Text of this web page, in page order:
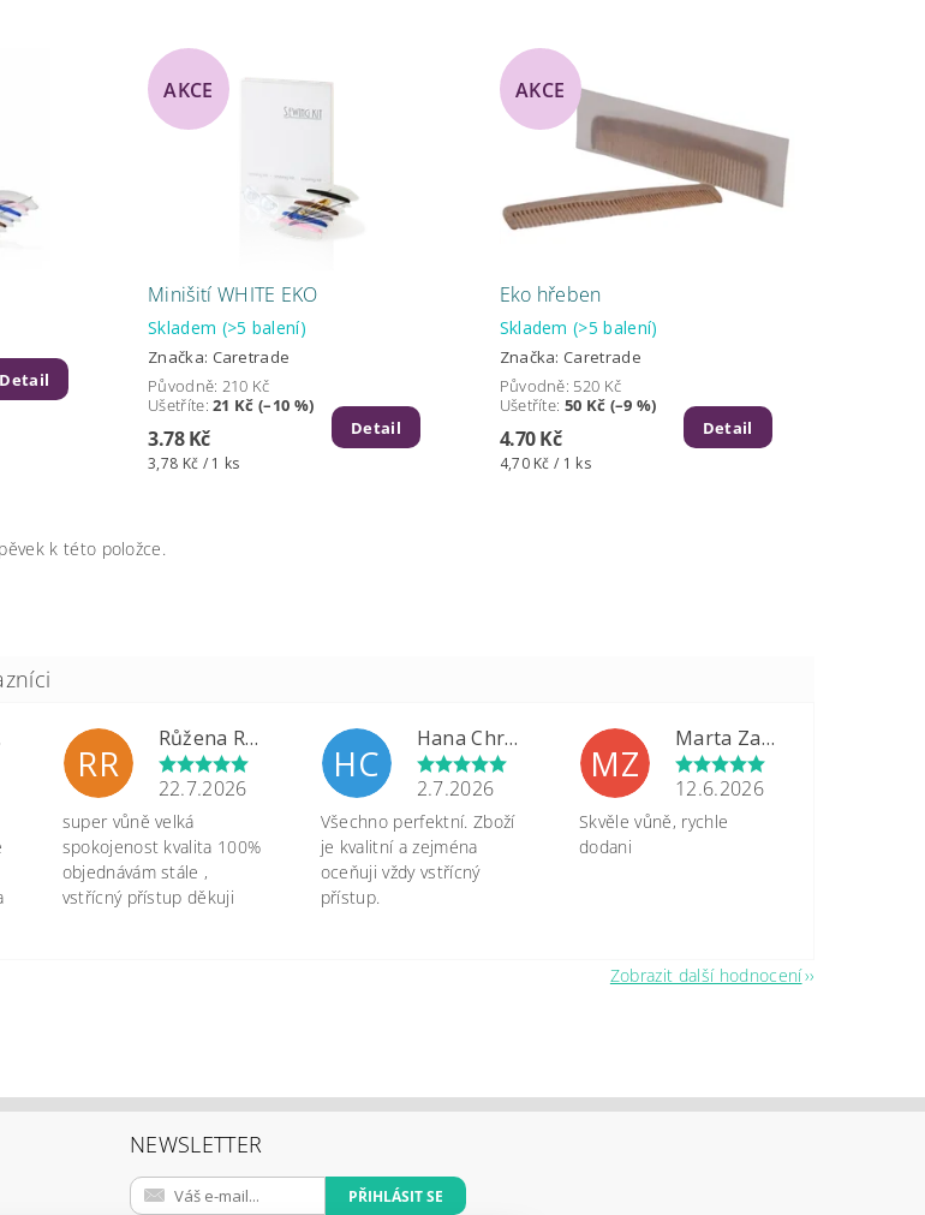
Detail
AKCE
Minišití WHITE EKO
Skladem (>5 balení)
Značka: Caretrade
Původně: 210 Kč
Ušetříte:21 Kč (–10 %)
3.78 Kč
3,78 Kč / 1 ks
Detail
AKCE
Eko hřeben
Skladem(>5 balení)
Značka: Caretrade
Původně: 520 Kč
Ušetříte: 50 Kč (–9 %)
4.70 Kč
4,70 Kč / 1 ks
Detail
k této položce.
RR
Růžena Rypková
22.7.2026
super vůně velká
spokojenost kvalita 100%
objednávám stále ,
vstřícný přístup děkuji
HC
Hana Chrastinová
2.7.2026
Všechno perfektní. Zboží
je kvalitní a zejména
oceňuji vždy vstřícný
přístup.
MZ
Marta Zapletalová
12.6.2026
Skvěle vůně, rychle
dodani
Zobrazit další hodnocení
NEWSLETTER